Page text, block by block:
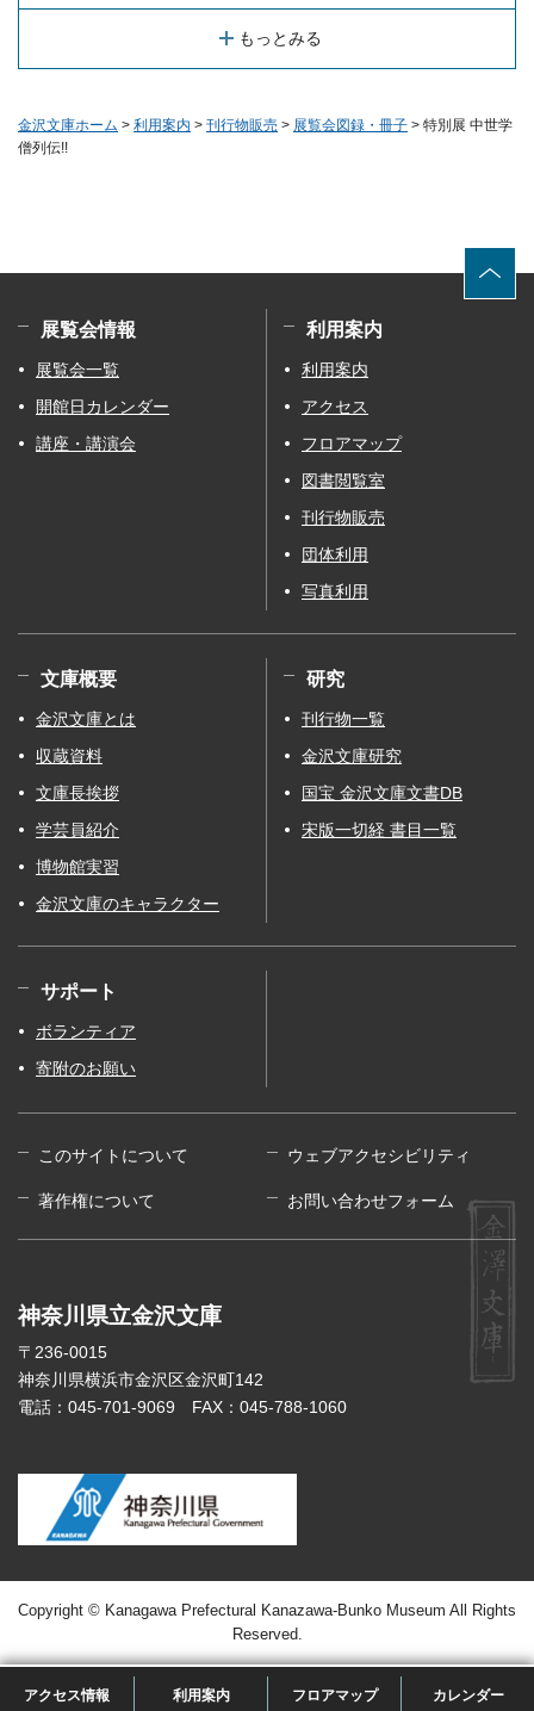
アクセス情報 利用案内 フロアマップ カレンダー
もっとみる
金沢文庫ホーム > 利用案内 > 刊行物販売 > 展覧会図録・冊子 > 特別展 中世学
僧列伝!!
展覧会情報
展覧会一覧
開館日カレンダー
講座・講演会
利用案内
利用案内
アクセス
フロアマップ
図書閲覧室
刊行物販売
団体利用
写真利用
文庫概要
金沢文庫とは
収蔵資料
文庫長挨拶
学芸員紹介
博物館実習
金沢文庫のキャラクター
研究
刊行物一覧
金沢文庫研究
国宝 金沢文庫文書DB
宋版一切経 書目一覧
サポート
ボランティア
寄附のお願い
このサイトについて ウェブアクセシビリティ
著作権について お問い合わせフォーム
神奈川県立金沢文庫
〒236-0015
神奈川県横浜市金沢区金沢町142
電話：045-701-9069
FAX：045-788-1060
Copyright © Kanagawa Prefectural Kanazawa-Bunko Museum All Rights
Reserved.